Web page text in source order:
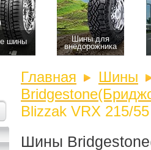
шины
Шины для
внедорожника
Главная
Шины
Blizzak VRX 215/
Шины